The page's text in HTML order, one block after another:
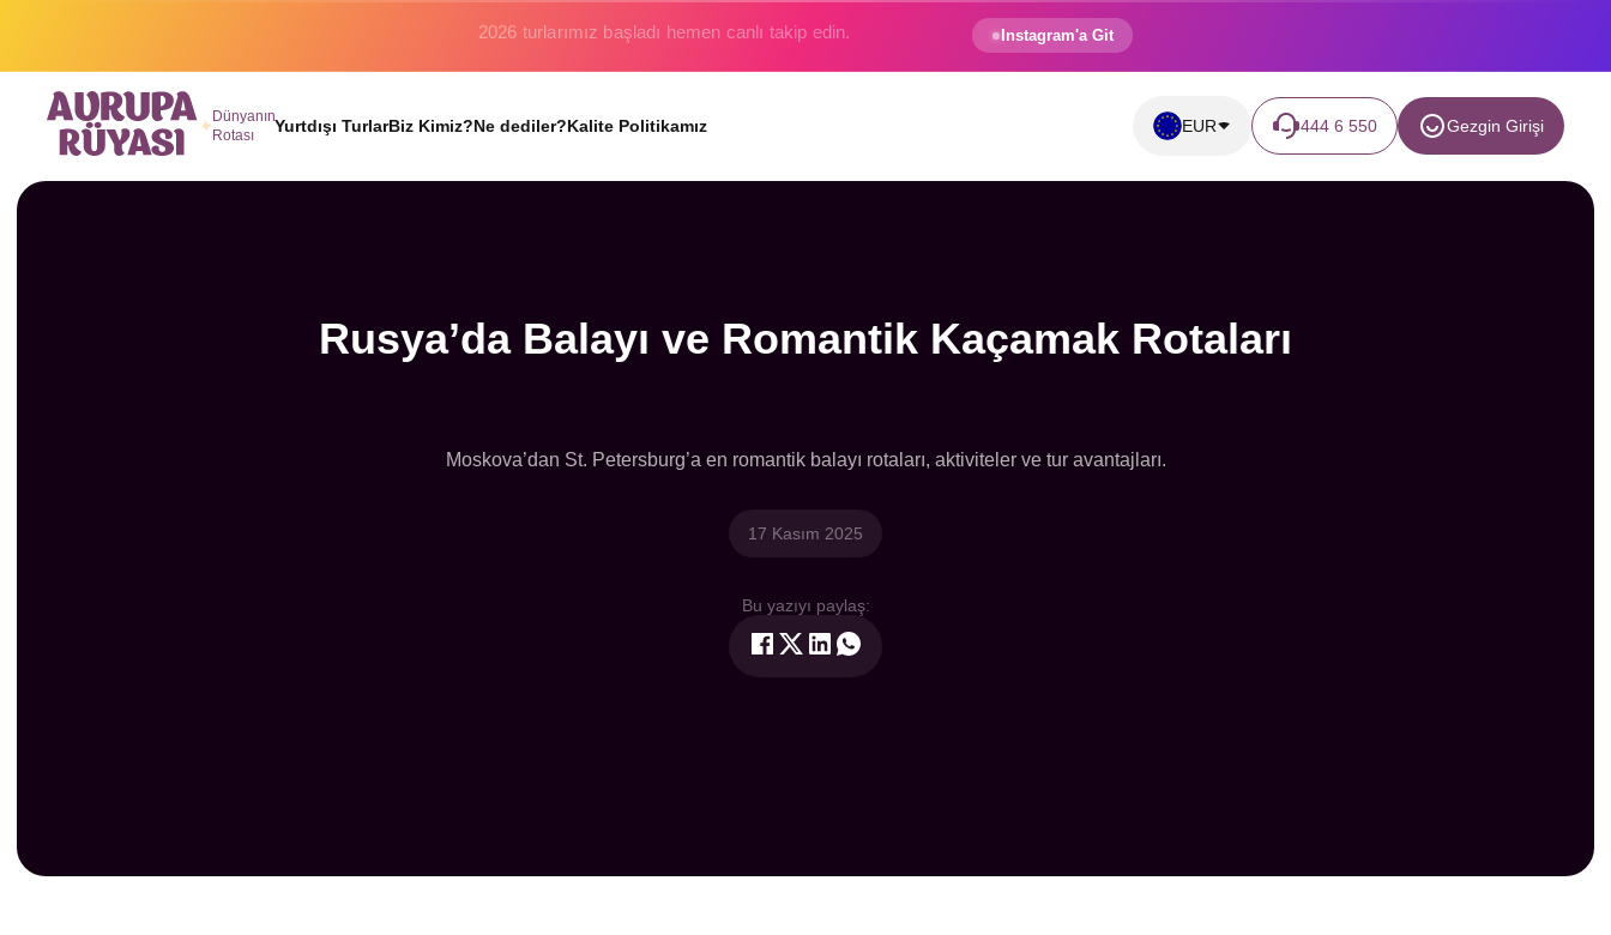
Binlerce gezginin hayali gerçek oluyor. Instagram'a Git
Dünyanın
Rotası
Yurtdışı TurlarBiz Kimiz?Ne dediler?Kalite Politikamız EUR 444 6 550 Gezgin Girişi
Rusya’da Balayı ve Romantik Kaçamak Rotaları
Moskova’dan St. Petersburg’a en romantik balayı rotaları, aktiviteler ve tur avantajları.
17 Kasım 2025
Bu yazıyı paylaş: